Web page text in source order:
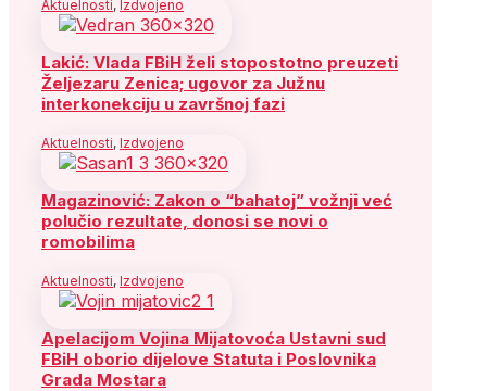
Aktuelnosti, Izdvojeno
Lakić: Vlada FBiH želi stopostotno preuzeti
Željezaru Zenica; ugovor za Južnu
interkonekciju u završnoj fazi
Aktuelnosti, Izdvojeno
Magazinović: Zakon o “bahatoj” vožnji već
polučio rezultate, donosi se novi o
romobilima
Aktuelnosti, Izdvojeno
Apelacijom Vojina Mijatovoća Ustavni sud
FBiH oborio dijelove Statuta i Poslovnika
Grada Mostara